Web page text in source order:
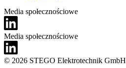
Media społecznościowe
Media społecznościowe
© 2026 STEGO Elektrotechnik GmbH